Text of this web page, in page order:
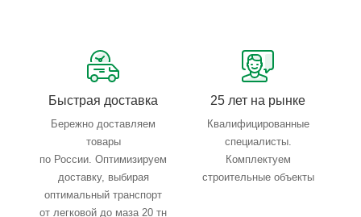
Быстрая доставка
Бережно доставляем
товары
по России. Оптимизируем
доставку, выбирая
оптимальный транспорт
от легковой до маза 20 тн
25 лет на рынке
Квалифицированные
специалисты.
Комплектуем
строительные объекты